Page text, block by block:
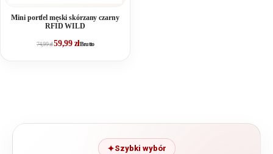
Mini portfel męski skórzany czarny
RFID WILD
74,99zł59,99 złBrutto
Szybki wybór